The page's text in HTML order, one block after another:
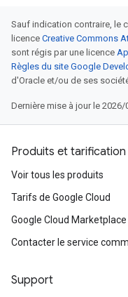
Sauf indication contraire, le
licence Creative Commons
sont régis par une licence
Règles du site Google
d'Oracle et/ou de ses
Dernière mise à jour le 2026/
Produits et tarification
Voir tous les produits
Tarifs de Google Cloud
Google Cloud Marketplace
Contacter le service
Support